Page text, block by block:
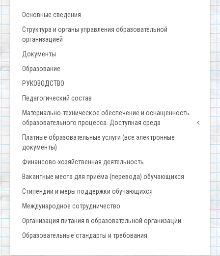
Основные сведения
Структура и органы управления образовательной
организацией
Документы
Образование
РУКОВОДСТВО
Педагогический состав
Материально-техническое обеспечение и оснащенность
образовательного процесса. Доступная среда
Платные образовательные услуги (все электронные
документы)
Финансово-хозяйственная деятельность
Вакантные места для приёма (перевода) обучающихся
Стипендии и меры поддержки обучающихся
Международное сотрудничество
Организация питания в образовательной организации
Образовательные стандарты и требования